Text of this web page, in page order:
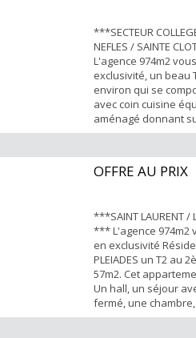
***SECTEUR
NEFLES / SAINTE
L'agence 974m2
exclusivité, un beau
environ qui se
avec coin cuisine
aménagé donnant
varangue sans vis-
une salle de bain et
FORTS -Emplacement
OFFRE AU PRIX
***SAINT LAURENT /
*** L'agence 974m2
en exclusivité
PLEIADES un T2 au
57m2. Cet
Un hall, un séjour
fermé, une
aménagée et